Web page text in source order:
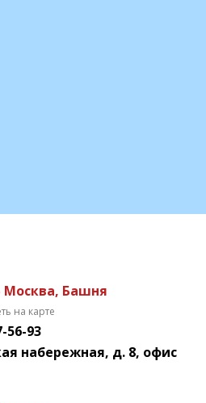
Москва, Башня
на карте
56-93
набережная, д. 8, офис